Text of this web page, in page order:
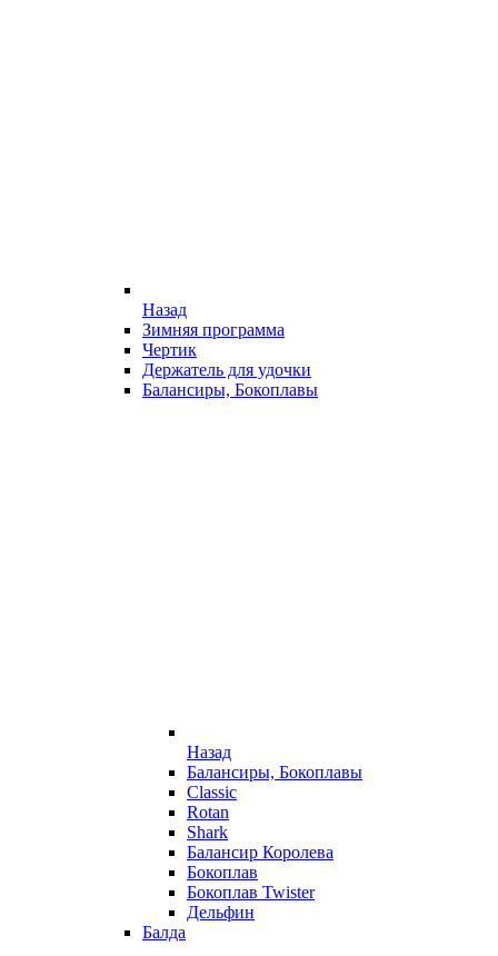
Назад
Зимняя программа
Чертик
Держатель для удочки
Балансиры, Бокоплавы
Назад
Балансиры, Бокоплавы
Classic
Rotan
Shark
Балансир Королева
Бокоплав
Бокоплав Twister
Дельфин
Балда